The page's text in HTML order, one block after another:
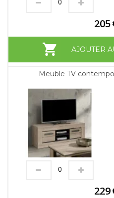
205
AJOUTER
Meuble TV
229